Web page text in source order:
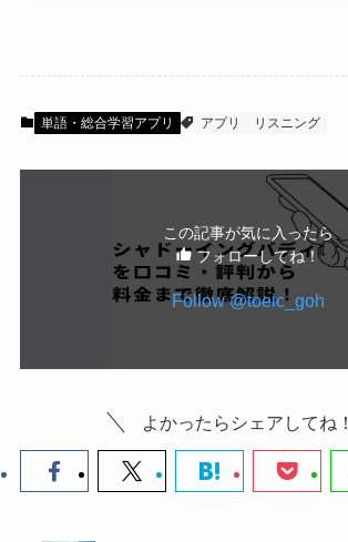
単語・総合学習アプリ アプリ リスニング
この記事が気に入ったら
フォローしてね！
Follow @toeic_goh
よかったらシェアしてね！